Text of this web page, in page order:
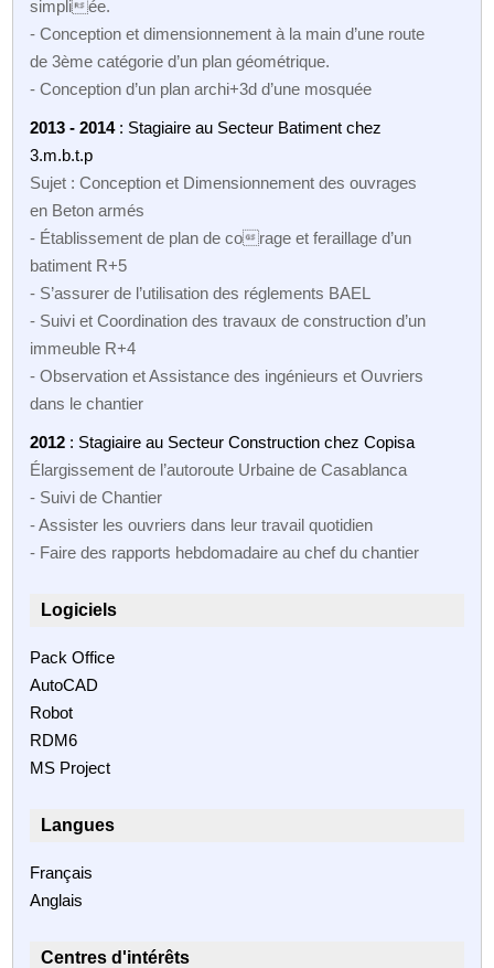
simpliée.
- Conception et dimensionnement à la main d’une route
de 3ème catégorie d’un plan géométrique.
- Conception d’un plan archi+3d d’une mosquée
2013 - 2014: Stagiaire au Secteur Batiment chez
3.m.b.t.p
Sujet : Conception et Dimensionnement des ouvrages
en Beton armés
- Établissement de plan de corage et feraillage d’un
batiment R+5
- S’assurer de l’utilisation des réglements BAEL
- Suivi et Coordination des travaux de construction d’un
immeuble R+4
- Observation et Assistance des ingénieurs et Ouvriers
dans le chantier
2012 : Stagiaire au Secteur Construction chez Copisa
Élargissement de l’autoroute Urbaine de Casablanca
- Suivi de Chantier
- Assister les ouvriers dans leur travail quotidien
- Faire des rapports hebdomadaire au chef du chantier
Logiciels
Pack Office
AutoCAD
Robot
RDM6
MS Project
Langues
Français
Anglais
Centres d'intérêts